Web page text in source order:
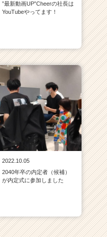
”最新動画UP”Cheerの社長は
YouTubeやってます！
2022.10.05
2040年卒の内定者（候補）
が内定式に参加しました